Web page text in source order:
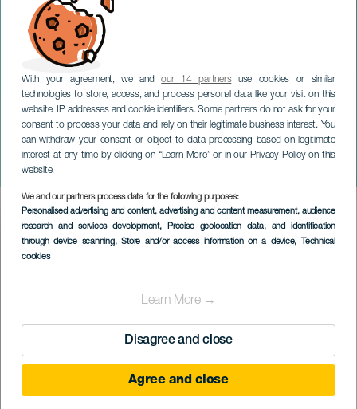
With your agreement, we andour 14 partnersuse cookies or similar
technologies to store, access, and process personal data like your visit on this
website, IP addresses and cookie identifiers. Some partners do not ask for your
consent to process your data and rely on their legitimate business interest. You
can withdraw your consent or object to data processing based on legitimate
interest at any time by clicking on “Learn More” or in our Privacy Policy on this
website.
We and our partners process data for the following purposes:
Personalised advertising and content, advertising and content measurement, audience
research and services development, Precise geolocation data, and identification
through device scanning, Store and/or access information on a device, Technical
cookies
Learn More →
Disagree and close
Agree and close
CutreCon on Tour 2023.
Especial Halloween
TENERIFE
Imagen
Listado